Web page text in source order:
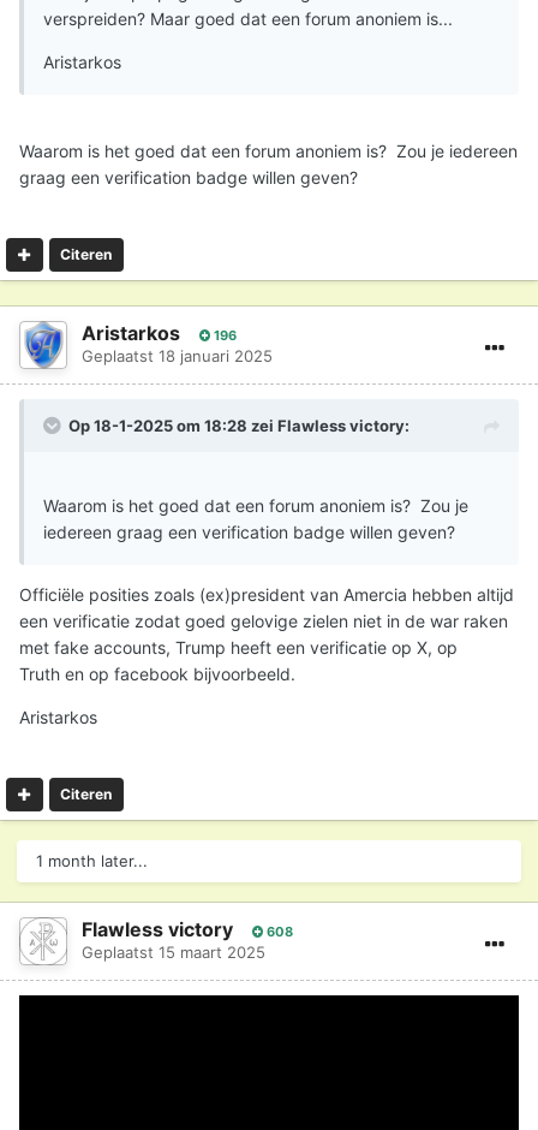
verspreiden? Maar goed dat een forum anoniem is...
Aristarkos
Waarom is het goed dat een forum anoniem is? Zou je iedereen
graag een verification badge willen geven?
Citeren
Aristarkos 196
Geplaatst 18 januari 2025
Op 18-1-2025 om 18:28 zei Flawless victory:
Waarom is het goed dat een forum anoniem is? Zou je
iedereen graag een verification badge willen geven?
Officiële posities zoals (ex)president van Amercia hebben altijd
een verificatie zodat goed gelovige zielen niet in de war raken
met fake accounts, Trump heeft een verificatie op X, op
Truth en op facebook bijvoorbeeld.
Aristarkos
Citeren
1 month later...
Flawless victory 608
Geplaatst 15 maart 2025